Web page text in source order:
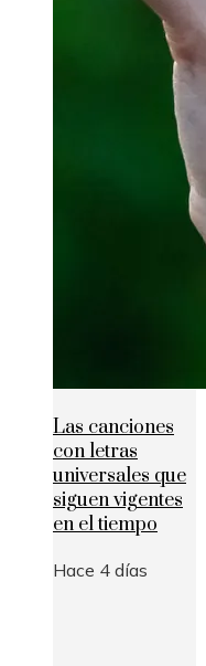
Las canciones
con letras
universales que
siguen vigentes
en el tiempo
Hace 4 días